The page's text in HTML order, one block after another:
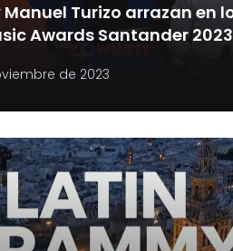
Manuel Turizo arrazan en
Awards Santander 2023
de 2023